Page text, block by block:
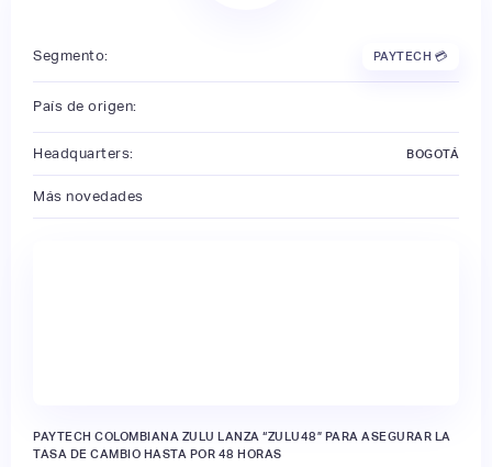
Segmento: PAYTECH 💳
País de origen:
Headquarters: BOGOTÁ
Más novedades
PAYTECH COLOMBIANA ZULU LANZA “ZULU48” PARA ASEGURAR LA
TASA DE CAMBIO HASTA POR 48 HORAS